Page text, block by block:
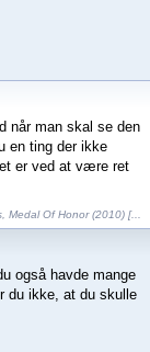
når man skal se den
en ting der ikke
er ved at være ret
Medal Of Honor (2010) [...
også havde mange
du ikke, at du skulle